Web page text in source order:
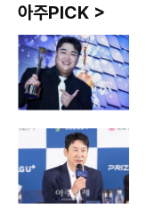
아주PICK >